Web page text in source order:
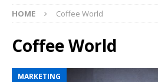
HOME Coffee World
Coffee World
MARKETING